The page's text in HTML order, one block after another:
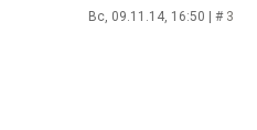
Вс, 09.11.14, 16:50 | # 3